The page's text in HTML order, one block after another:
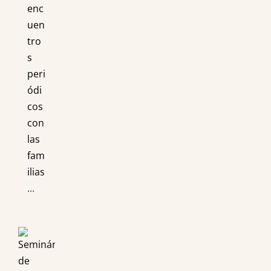
enc
uen
tro
s
peri
ódi
cos
con
las
fam
ilias
...